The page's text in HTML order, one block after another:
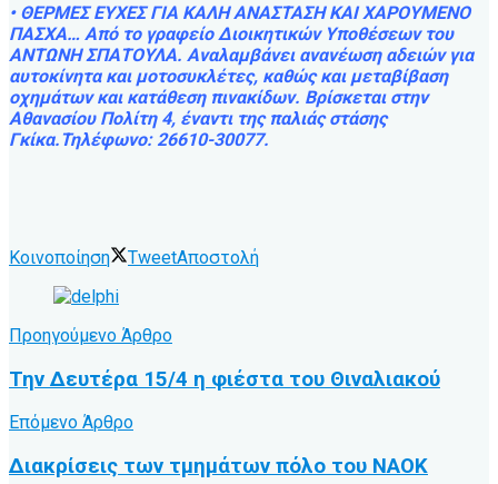
• ΘΕΡΜΕΣ ΕΥΧΕΣ ΓΙΑ ΚΑΛΗ ΑΝΑΣΤΑΣΗ ΚΑΙ ΧΑΡΟΥΜΕΝΟ
ΠΑΣΧΑ… Από το γραφείο Διοικητικών Υποθέσεων του
ΑΝΤΩΝΗ ΣΠΑΤΟΥΛΑ. Αναλαμβάνει ανανέωση αδειών για
αυτοκίνητα και μοτοσυκλέτες, καθώς και μεταβίβαση
οχημάτων και κατάθεση πινακίδων. Βρίσκεται στην
Αθανασίου Πολίτη 4, έναντι της παλιάς στάσης
Γκίκα.Τηλέφωνο: 26610-30077.
Κοινοποίηση TweetΑποστολή
Προηγούμενο Άρθρο
Την Δευτέρα 15/4 η φιέστα του Θιναλιακού
Επόμενο Άρθρο
Διακρίσεις των τμημάτων πόλο του ΝΑΟΚ